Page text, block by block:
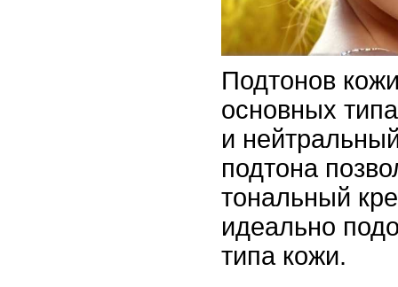
Подтонов
основных
и
подтона
тональный
идеально
типа кожи.